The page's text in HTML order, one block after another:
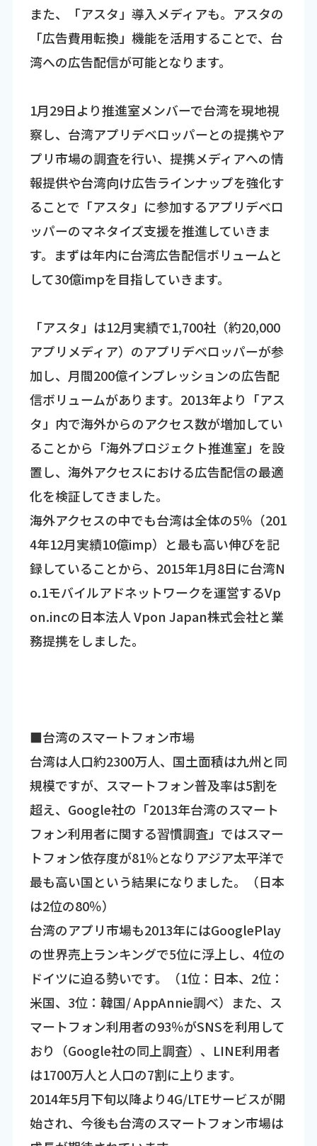
また、「アスタ」導入メディアも。アスタの
「広告費用転換」機能を活用することで、台
湾への広告配信が可能となります。
1月29日より推進室メンバーで台湾を現地視
察し、台湾アプリデベロッパーとの提携やア
プリ市場の調査を行い、提携メディアへの情
報提供や台湾向け広告ラインナップを強化す
ることで「アスタ」に参加するアプリデベロ
ッパーのマネタイズ支援を推進していきま
す。まずは年内に台湾広告配信ボリュームと
して30億impを目指していきます。
「アスタ」は12月実績で1,700社（約20,000
アプリメディア）のアプリデベロッパーが参
加し、月間200億インプレッションの広告配
信ボリュームがあります。2013年より「アス
タ」内で海外からのアクセス数が増加してい
ることから「海外プロジェクト推進室」を設
置し、海外アクセスにおける広告配信の最適
化を検証してきました。
海外アクセスの中でも台湾は全体の5％（201
4年12月実績10億imp）と最も高い伸びを記
録していることから、2015年1月8日に台湾N
o.1モバイルアドネットワークを運営するVp
on.incの日本法人 Vpon Japan株式会社と業
務提携をしました。
■台湾のスマートフォン市場
台湾は人口約2300万人、国土面積は九州と同
規模ですが、スマートフォン普及率は5割を
超え、Google社の「2013年台湾のスマート
フォン利用者に関する習慣調査」ではスマー
トフォン依存度が81％となりアジア太平洋で
最も高い国という結果になりました。（日本
は2位の80％）
台湾のアプリ市場も2013年にはGooglePlay
の世界売上ランキングで5位に浮上し、4位の
ドイツに迫る勢いです。（1位：日本、2位：
米国、3位：韓国/ AppAnnie調べ）また、ス
マートフォン利用者の93％がSNSを利用して
おり（Google社の同上調査）、LINE利用者
は1700万人と人口の7割に上ります。
2014年5月下旬以降より4G/LTEサービスが開
始され、今後も台湾のスマートフォン市場は